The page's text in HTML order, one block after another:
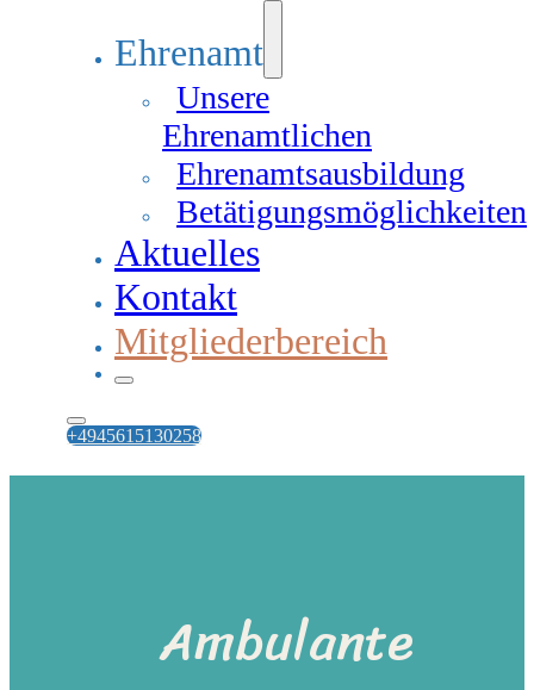
Ehrenamt
Unsere
Ehrenamtlichen
Ehrenamtsausbildung
Betätigungsmöglichkeiten
Aktuelles
Kontakt
Mitgliederbereich
+4945615130258
Ambulante